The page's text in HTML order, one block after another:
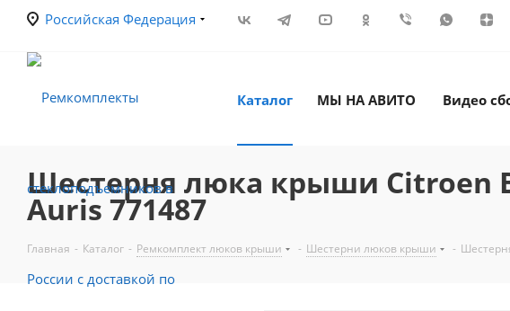
Российская Федерация
Каталог МЫ НА АВИТО Видео
Шестерня люка крыши Citroen
Auris 771487
Главная - Каталог - Ремкомплект люков крыши - Шестерни люков крыши -